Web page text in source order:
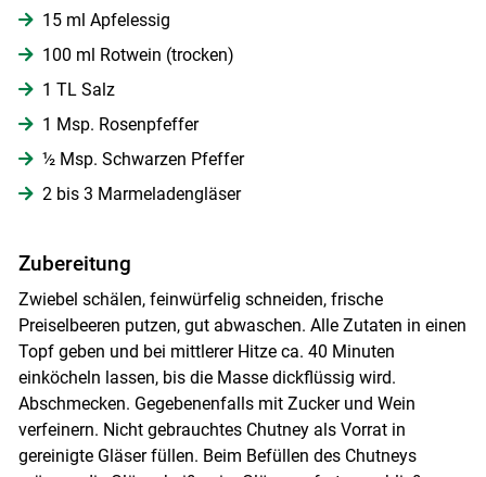
15 ml Apfelessig
100 ml Rotwein (trocken)
1 TL Salz
1 Msp. Rosenpfeffer
½ Msp. Schwarzen Pfeffer
2 bis 3 Marmeladengläser
Zubereitung
Zwiebel schälen, feinwürfelig schneiden, frische
Preiselbeeren putzen, gut abwaschen. Alle Zutaten in einen
Topf geben und bei mittlerer Hitze ca. 40 Minuten
einköcheln lassen, bis die Masse dickflüssig wird.
Abschmecken. Gegebenenfalls mit Zucker und Wein
verfeinern. Nicht gebrauchtes Chutney als Vorrat in
gereinigte Gläser füllen. Beim Befüllen des Chutneys